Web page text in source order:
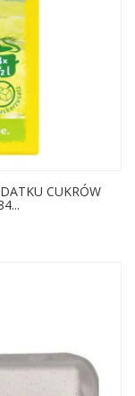
CUKRÓW